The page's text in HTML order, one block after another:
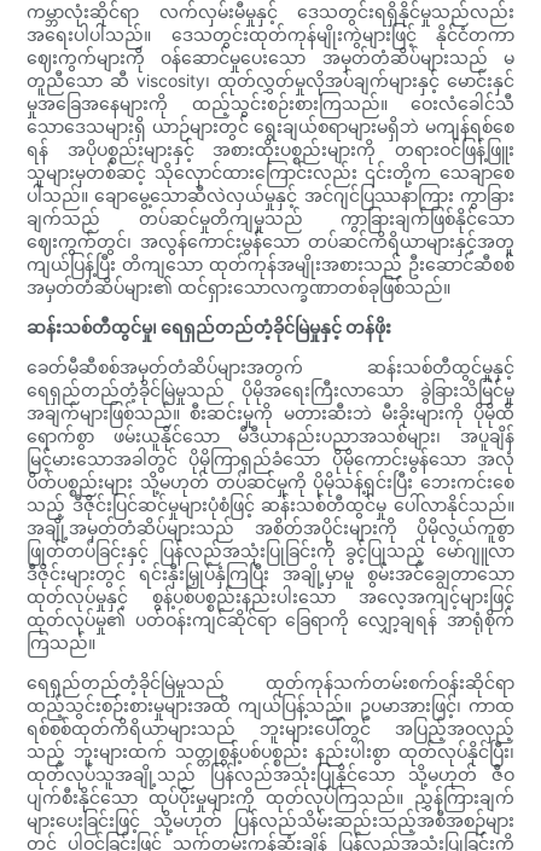
ကမ္ဘာလုံးဆိုင်ရာ လက်လှမ်းမီမှုနှင့် ဒေသတွင်းရရှိနိုင်မှုသည်လည်း
အရေးပါပါသည်။ ဒေသတွင်းထုတ်ကုန်မျိုးကွဲများဖြင့် နိုင်ငံတကာ
ဈေးကွက်များကို ဝန်ဆောင်မှုပေးသော အမှတ်တံဆိပ်များသည် မ
တူညီသော ဆီ viscosity၊ ထုတ်လွှတ်မှုလိုအပ်ချက်များနှင့် မောင်းနှင်
မှုအခြေအနေများကို ထည့်သွင်းစဉ်းစားကြသည်။ ဝေးလံခေါင်သီ
သောဒေသများရှိ ယာဉ်များတွင် ရွေးချယ်စရာများမရှိဘဲ မကျန်ရစ်စေ
ရန် အပိုပစ္စည်းများနှင့် အစားထိုးပစ္စည်းများကို တရားဝင်ဖြန့်ဖြူး
သူများမှတစ်ဆင့် သိုလှောင်ထားကြောင်းလည်း ၎င်းတို့က သေချာစေ
ပါသည်။ ချောမွေ့သောဆီလဲလှယ်မှုနှင့် အင်ဂျင်ပြဿနာကြား ကွာခြား
ချက်သည် တပ်ဆင်မှုတိကျမှုသည် ကွာခြားချက်ဖြစ်နိုင်သော
ဈေးကွက်တွင်၊ အလွန်ကောင်းမွန်သော တပ်ဆင်ကိရိယာများနှင့်အတူ
ကျယ်ပြန့်ပြီး တိကျသော ထုတ်ကုန်အမျိုးအစားသည် ဦးဆောင်ဆီစစ်
အမှတ်တံဆိပ်များ၏ ထင်ရှားသောလက္ခဏာတစ်ခုဖြစ်သည်။
ဆန်းသစ်တီထွင်မှု၊ ရေရှည်တည်တံ့ခိုင်မြဲမှုနှင့် တန်ဖိုး
ခေတ်မီဆီစစ်အမှတ်တံဆိပ်များအတွက် ဆန်းသစ်တီထွင်မှုနှင့်
ရေရှည်တည်တံ့ခိုင်မြဲမှုသည် ပိုမိုအရေးကြီးလာသော ခွဲခြားသိမြင်မှု
အချက်များဖြစ်သည်။ စီးဆင်းမှုကို မတားဆီးဘဲ မီးခိုးများကို ပိုမိုထိ
ရောက်စွာ ဖမ်းယူနိုင်သော မီဒီယာနည်းပညာအသစ်များ၊ အပူချိန်
မြင့်မားသောအခါတွင် ပိုမိုကြာရှည်ခံသော ပိုမိုကောင်းမွန်သော အလုံ
ပိတ်ပစ္စည်းများ သို့မဟုတ် တပ်ဆင်မှုကို ပိုမိုသန့်ရှင်းပြီး ဘေးကင်းစေ
သည့် ဒီဇိုင်းပြင်ဆင်မှုများပုံစံဖြင့် ဆန်းသစ်တီထွင်မှု ပေါ်လာနိုင်သည်။
အချို့အမှတ်တံဆိပ်များသည် အစိတ်အပိုင်းများကို ပိုမိုလွယ်ကူစွာ
ဖြုတ်တပ်ခြင်းနှင့် ပြန်လည်အသုံးပြုခြင်းကို ခွင့်ပြုသည့် မော်ဂျူလာ
ဒီဇိုင်းများတွင် ရင်းနှီးမြှုပ်နှံကြပြီး အချို့မှာမူ စွမ်းအင်ချွေတာသော
ထုတ်လုပ်မှုနှင့် စွန့်ပစ်ပစ္စည်းနည်းပါးသော အလေ့အကျင့်များဖြင့်
ထုတ်လုပ်မှု၏ ပတ်ဝန်းကျင်ဆိုင်ရာ ခြေရာကို လျှော့ချရန် အာရုံစိုက်
ကြသည်။
ရေရှည်တည်တံ့ခိုင်မြဲမှုသည် ထုတ်ကုန်သက်တမ်းစက်ဝန်းဆိုင်ရာ
ထည့်သွင်းစဉ်းစားမှုများအထိ ကျယ်ပြန့်သည်။ ဥပမာအားဖြင့်၊ ကာထ
ရစ်စစ်ထုတ်ကိရိယာများသည် ဘူးများပေါ်တွင် အပြည့်အဝလှည့်
သည့် ဘူးများထက် သတ္တုစွန့်ပစ်ပစ္စည်း နည်းပါးစွာ ထုတ်လုပ်နိုင်ပြီး၊
ထုတ်လုပ်သူအချို့သည် ပြန်လည်အသုံးပြုနိုင်သော သို့မဟုတ် ဇီဝ
ပျက်စီးနိုင်သော ထုပ်ပိုးမှုများကို ထုတ်လုပ်ကြသည်။ ညွှန်ကြားချက်
များပေးခြင်းဖြင့် သို့မဟုတ် ပြန်လည်သိမ်းဆည်းသည့်အစီအစဉ်များ
တွင် ပါဝင်ခြင်းဖြင့် သက်တမ်းကုန်ဆုံးချိန် ပြန်လည်အသုံးပြုခြင်းကို